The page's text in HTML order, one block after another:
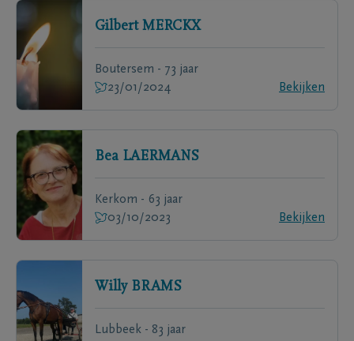
Gilbert MERCKX
Boutersem - 73 jaar
23/01/2024
Bekijken
Bea LAERMANS
Kerkom - 63 jaar
03/10/2023
Bekijken
Willy BRAMS
Lubbeek - 83 jaar